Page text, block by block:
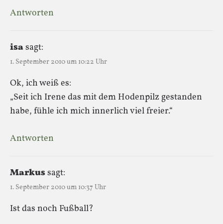
Antworten
isasagt:
1. September 2010 um 10:22 Uhr
Ok, ich weiß es:
„Seit ich Irene das mit dem Hodenpilz gestanden
habe, fühle ich mich innerlich viel freier.“
Antworten
Markussagt:
1. September 2010 um 10:37 Uhr
Ist das noch Fußball?